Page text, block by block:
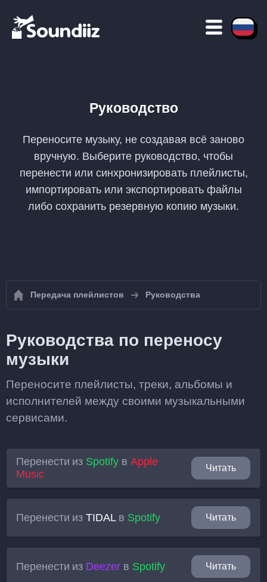
Руководство
Переносите музыку, не создавая всё заново
вручную. Выберите руководство, чтобы
перенести или синхронизировать плейлисты,
импортировать или экспортировать файлы
либо сохранить резервную копию музыки.
Передача плейлистов Руководства
Руководства по переносу
музыки
Переносите плейлисты, треки, альбомы и
исполнителей между своими музыкальными
сервисами.
Перенести из Spotifyв Apple
Music
Читать
Перенести изTIDALв Spotify Читать
Перенести из Deezer в Spotify Читать